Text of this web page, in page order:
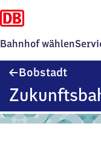
Bahnhof wählen
Bobstadt